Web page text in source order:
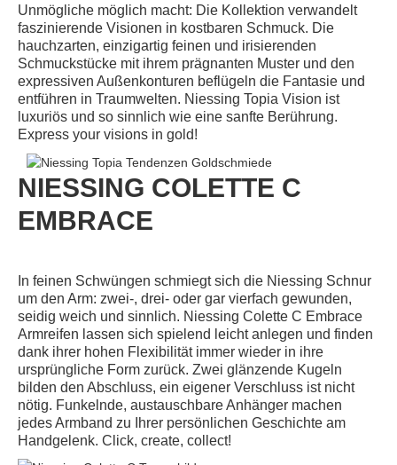
Unmögliche möglich macht: Die Kollektion verwandelt
faszinierende Visionen in kostbaren Schmuck. Die
hauchzarten, einzigartig feinen und irisierenden
Schmuckstücke mit ihrem prägnanten Muster und den
expressiven Außenkonturen beflügeln die Fantasie und
entführen in Traumwelten. Niessing Topia Vision ist
luxuriös und so sinnlich wie eine sanfte Berührung.
Express your visions in gold!
NIESSING COLETTE C
EMBRACE
In feinen Schwüngen schmiegt sich die Niessing Schnur
um den Arm: zwei-, drei- oder gar vierfach gewunden,
seidig weich und sinnlich. Niessing Colette C Embrace
Armreifen lassen sich spielend leicht anlegen und finden
dank ihrer hohen Flexibilität immer wieder in ihre
ursprüngliche Form zurück. Zwei glänzende Kugeln
bilden den Abschluss, ein eigener Verschluss ist nicht
nötig. Funkelnde, austauschbare Anhänger machen
jedes Armband zu Ihrer persönlichen Geschichte am
Handgelenk. Click, create, collect!